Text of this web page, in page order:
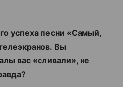
успеха песни «Самый,
Вы
вас «сливали», не